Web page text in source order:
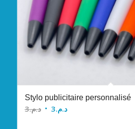
Stylo publicitaire personnalisé
د.م.3
Le
د.م.3
Le